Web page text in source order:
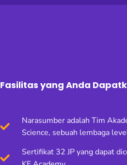
Fasilitas yang Anda
Narasumber adalah Tim
Science, sebuah lembaga
Sertifikat 32 JP yang dapat